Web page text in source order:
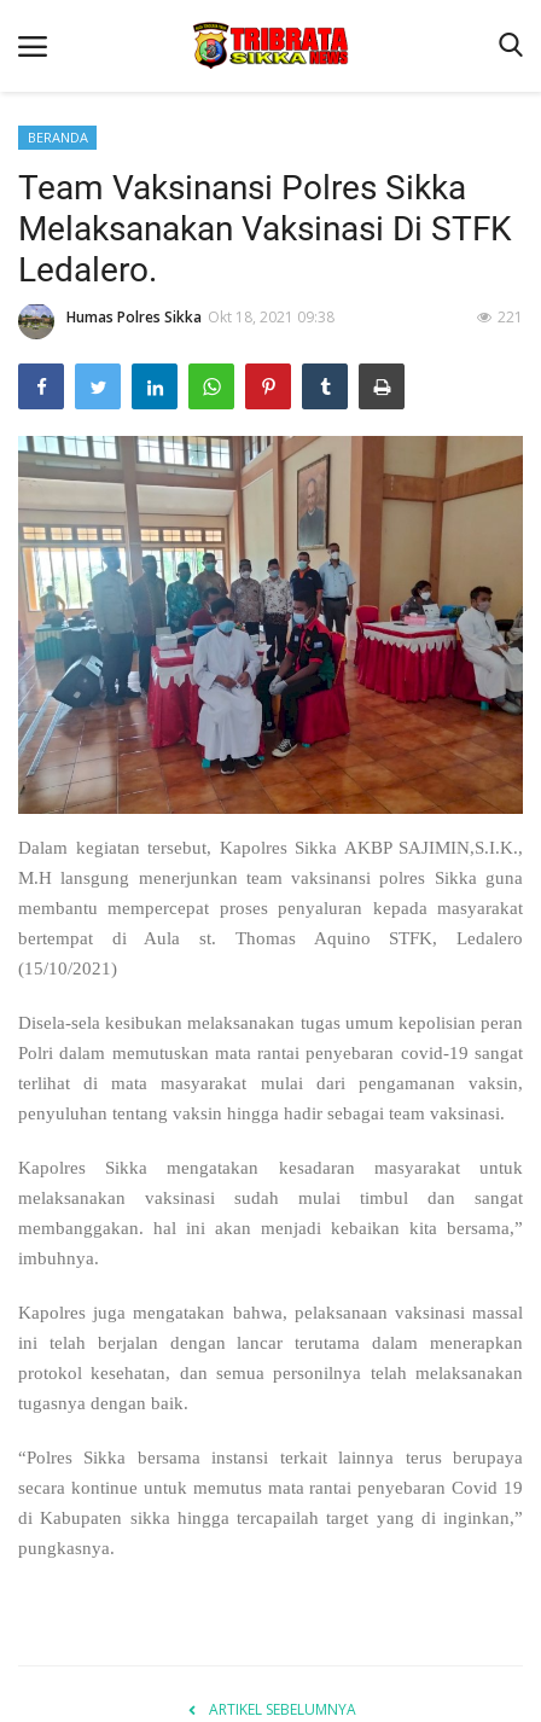
Beranda
Terms & Conditions
Reskrim
Binkam
Lantas
Polisi Kita
Giat Ops
BERANDA
Team Vaksinansi Polres Sikka
Melaksanakan Vaksinasi Di STFK
Ledalero.
Humas Polres Sikka Okt 18, 2021 09:38 221
Dalam kegiatan tersebut, Kapolres Sikka AKBP SAJIMIN,S.I.K.,
M.H lansgung menerjunkan team vaksinansi polres Sikka guna
membantu mempercepat proses penyaluran kepada masyarakat
bertempat di Aula st. Thomas Aquino STFK, Ledalero
(15/10/2021)
Disela-sela kesibukan melaksanakan tugas umum kepolisian peran
Polri dalam memutuskan mata rantai penyebaran covid-19 sangat
terlihat di mata masyarakat mulai dari pengamanan vaksin,
penyuluhan tentang vaksin hingga hadir sebagai team vaksinasi.
Kapolres Sikka mengatakan kesadaran masyarakat untuk
melaksanakan vaksinasi sudah mulai timbul dan sangat
membanggakan. hal ini akan menjadi kebaikan kita bersama,”
imbuhnya.
Kapolres juga mengatakan bahwa, pelaksanaan vaksinasi massal
ini telah berjalan dengan lancar terutama dalam menerapkan
protokol kesehatan, dan semua personilnya telah melaksanakan
tugasnya dengan baik.
“Polres Sikka bersama instansi terkait lainnya terus berupaya
secara kontinue untuk memutus mata rantai penyebaran Covid 19
di Kabupaten sikka hingga tercapailah target yang di inginkan,”
pungkasnya.
ARTIKEL SEBELUMNYA